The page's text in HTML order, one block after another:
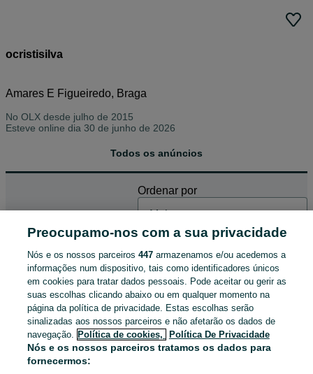
ocristisilva
Amares E Figueiredo, Braga
No OLX desde julho de 2015
Esteve online dia 30 de junho de 2026
Todos os anúncios
Ordenar por
Quadros em Prata de lei
150 €
Amares E Figueiredo
Preocupamo-nos com a sua privacidade
Nós e os nossos parceiros 447armazenamos e/ou acedemos a
informações num dispositivo, tais como identificadores únicos
em cookies para tratar dados pessoais. Pode aceitar ou gerir as
suas escolhas clicando abaixo ou em qualquer momento na
página da política de privacidade. Estas escolhas serão
sinalizadas aos nossos parceiros e não afetarão os dados de
navegação. Política de cookies, Política De Privacidade
Nós e os nossos parceiros tratamos os dados para
fornecermos: